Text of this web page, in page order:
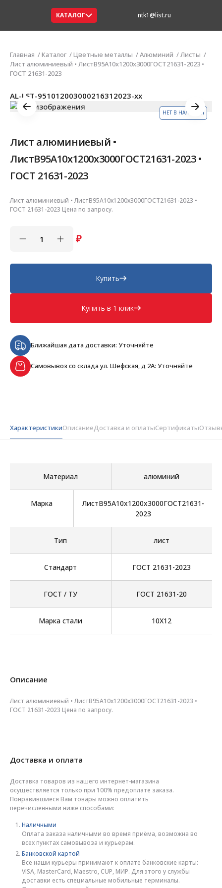
КАТАЛОГ ntk1@list.ru
Главная Каталог Цветные металлы Алюминий
Листы
Лист алюминиевый • ЛистВ95А10х1200х3000ГОСТ21631-2023 •
ГОСТ 21631-2023
НЕТ В НАЛИЧИИ
AL-LST-951012003000216312023-xx
Лист алюминиевый •
ЛистВ95А10х1200х3000ГОСТ21631-2023 •
ГОСТ 21631-2023
Лист алюминиевый • ЛистВ95А10х1200х3000ГОСТ21631-2023 •
ГОСТ 21631-2023 Цена по запросу.
₽
Купить
Купить в 1 клик
Ближайшая дата доставки: Уточняйте
Самовывоз со склада ул. Шефская, д 2А: Уточняйте
ХарактеристикиОписаниеДоставка и оплатыСертификаты
Материал алюминий
Марка
ЛистВ95А10х1200х3000ГОСТ21631-
2023
Тип лист
Стандарт ГОСТ 21631-2023
ГОСТ / ТУ ГОСТ 21631-20
Марка стали 10Х12
Описание
Лист алюминиевый • ЛистВ95А10х1200х3000ГОСТ21631-2023 •
ГОСТ 21631-2023 Цена по запросу.
Доставка и оплата
Доставка товаров из нашего интернет-магазина
осуществляется только при 100% предоплате заказа.
Понравившиеся Вам товары можно оплатить
перечисленными ниже способами:
Наличными
Оплата заказа наличными во время приёма, возможна во
всех пунктах самовывоза и курьерам.
Банковской картой
Все наши курьеры принимают к оплате банковские карты:
VISA, MasterCard, Maestro, CUP, МИР. Для этого у службы
доставки есть специальные мобильные терминалы.